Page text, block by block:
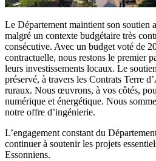
Le Département maintient son soutien
malgré un contexte budgétaire très
consécutive. Avec un budget voté de
contractuelle, nous restons le premier
leurs investissements locaux. Le
préservé, à travers les Contrats Terre
ruraux. Nous œuvrons, à vos côtés,
numérique et énergétique. Nous
notre offre d’ingénierie.
L’engagement constant du
continuer à soutenir les projets
Essonniens.